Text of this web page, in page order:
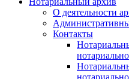
О деятельности
Контакты